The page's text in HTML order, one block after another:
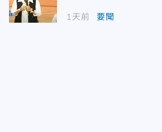
1天前 要聞